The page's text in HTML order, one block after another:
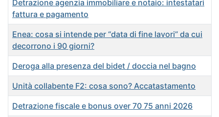
Detrazione agenzia immobiliare e notaio: intestatari
fattura e pagamento
Enea: cosa si intende per “data di fine lavori” da cui
decorrono i 90 giorni?
Deroga alla presenza del bidet / doccia nel bagno
Unità collabente F2: cosa sono? Accatastamento
Detrazione fiscale e bonus over 70 75 anni 2026